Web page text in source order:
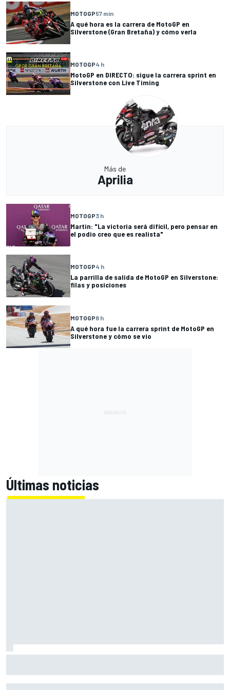
MOTOGP57 min
A qué hora es la carrera de MotoGP en
Silverstone (Gran Bretaña) y cómo verla
MOTOGP4 h
MotoGP en DIRECTO: sigue la carrera sprint en
Silverstone con Live Timing
Más de
Aprilia
MOTOGP3 h
Martin: "La victoria será difícil, pero pensar en
el podio creo que es realista"
MOTOGP4 h
La parrilla de salida de MotoGP en Silverstone:
filas y posiciones
MOTOGP8 h
A qué hora fue la carrera sprint de MotoGP en
Silverstone y cómo se vio
Últimas noticias